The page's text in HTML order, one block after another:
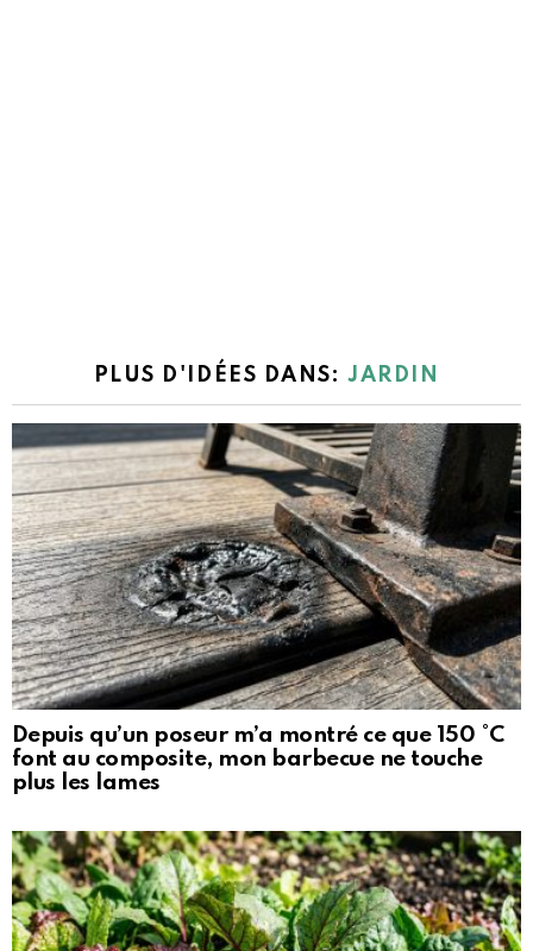
PLUS D'IDÉES DANS:JARDIN
Depuis qu’un poseur m’a montré ce que 150 °C
font au composite, mon barbecue ne touche
plus les lames